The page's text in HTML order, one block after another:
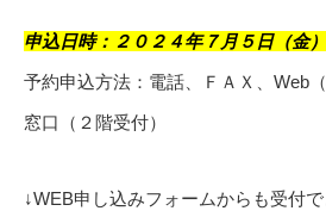
申込日時：２０２４年７月５日（金
予約申込方法：電話、ＦＡＸ、Web
窓口（２階受付）
↓WEB申し込みフォームからも受付